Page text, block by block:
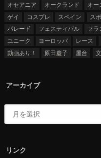
オセアニア
オークランド オー
ゲイ
コスプレ スペイン ス
パレード
フェスティバル フラ
ユニーク
ヨーロッパ レース
動画あり！
原田慶子 屋台
アーカイブ
リンク